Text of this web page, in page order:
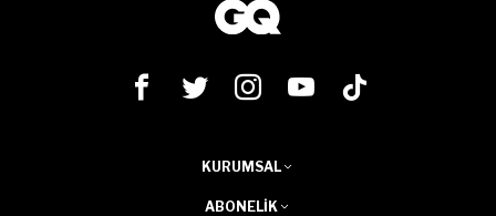
KURUMSAL
ABONELIK